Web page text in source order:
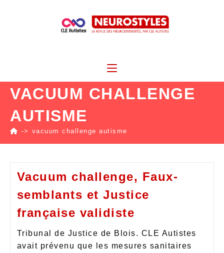
VACUUM CHALLENGE
AUTISME
-> vacuum challenge autisme
Vacuum challenge, Faux-
semblants et Justice
française validiste
Tribunal de Justice de Blois. CLE Autistes
avait prévenu que les mesures sanitaires